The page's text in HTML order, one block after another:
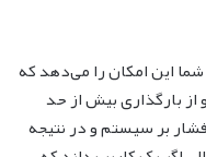
این امکان را می‌دهد که
بارگذاری بیش از حد
بر سیستم و در نتیجه